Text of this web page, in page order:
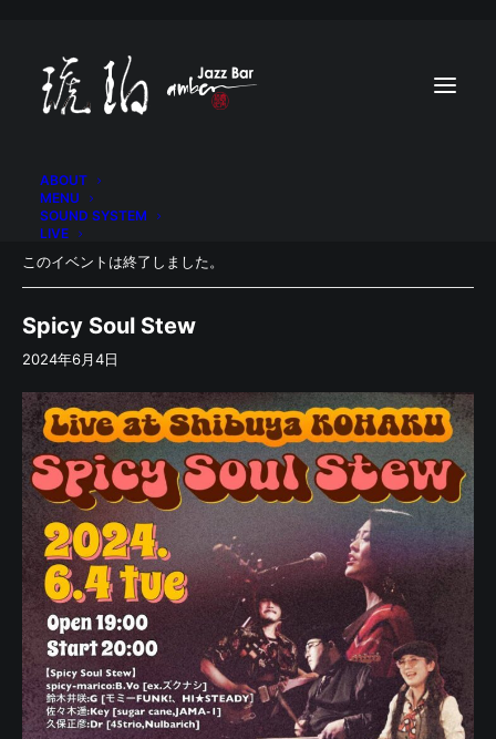
ABOUT
MENU
SOUND SYSTEM
LIVE
このイベントは終了しました。
Spicy Soul Stew
2024年6月4日